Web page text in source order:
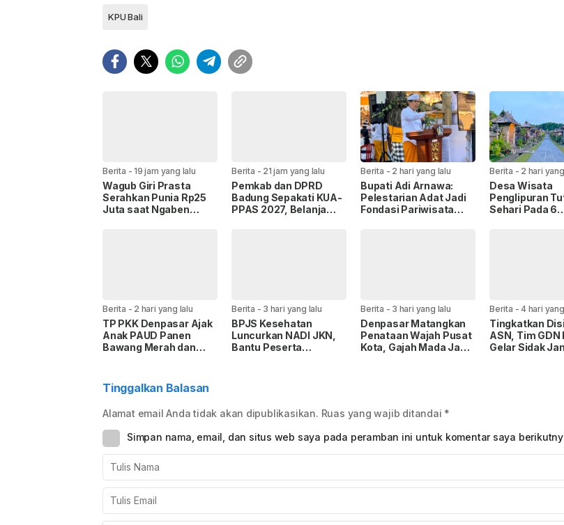
KPU Bali
Berita -19 jam yang lalu
Wagub Giri Prasta
Serahkan Punia Rp25
Juta saat Ngaben
Berita - 21 jam yang lalu
Pemkab dan DPRD
Badung Sepakati KUA-
PPAS 2027, Belanja
Berita - 2 hari yang lalu
Bupati Adi Arnawa:
Pelestarian Adat Jadi
Fondasi Pariwisata
Berita - 2 hari
Desa Wisata
Penglipuran
Sehari Pada 6
Berita - 2 hari yang lalu
TP PKK Denpasar Ajak
Anak PAUD Panen
Bawang Merah dan
Berita - 3 hari yang lalu
BPJS Kesehatan
Luncurkan NADI JKN,
Bantu Peserta
Berita - 3 hari yang lalu
Denpasar Matangkan
Penataan Wajah Pusat
Kota, Gajah Mada Jadi
Berita -4 hari
Tingkatkan
ASN, Tim GDN
Gelar Sidak
Tinggalkan Balasan
Alamat email Anda tidak akan dipublikasikan. Ruas yang wajib ditandai *
Simpan nama, email, dan situs web saya pada peramban ini untuk komentar saya